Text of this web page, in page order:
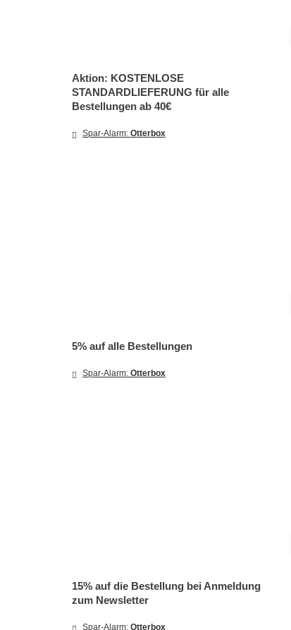
Aktion: KOSTENLOSE
STANDARDLIEFERUNG für alle
Bestellungen ab 40€
Spar-Alarm: Otterbox
5% auf alle Bestellungen
Spar-Alarm: Otterbox
15% auf die Bestellung bei Anmeldung
zum Newsletter
Spar-Alarm: Otterbox